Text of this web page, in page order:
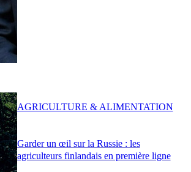
Garder un œil sur la Russie : les
agriculteurs finlandais en première ligne
AGRICULTURE & ALIMENTATION